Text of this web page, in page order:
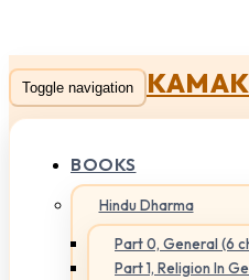
Toggle navigation
BOOKS
Hindu Dharma
Part 0, General (6
Part 1, Religion In